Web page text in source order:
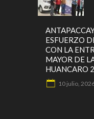
ESFUERZO
CON LA
MAYOR DE
HUANCARO
10 julio,